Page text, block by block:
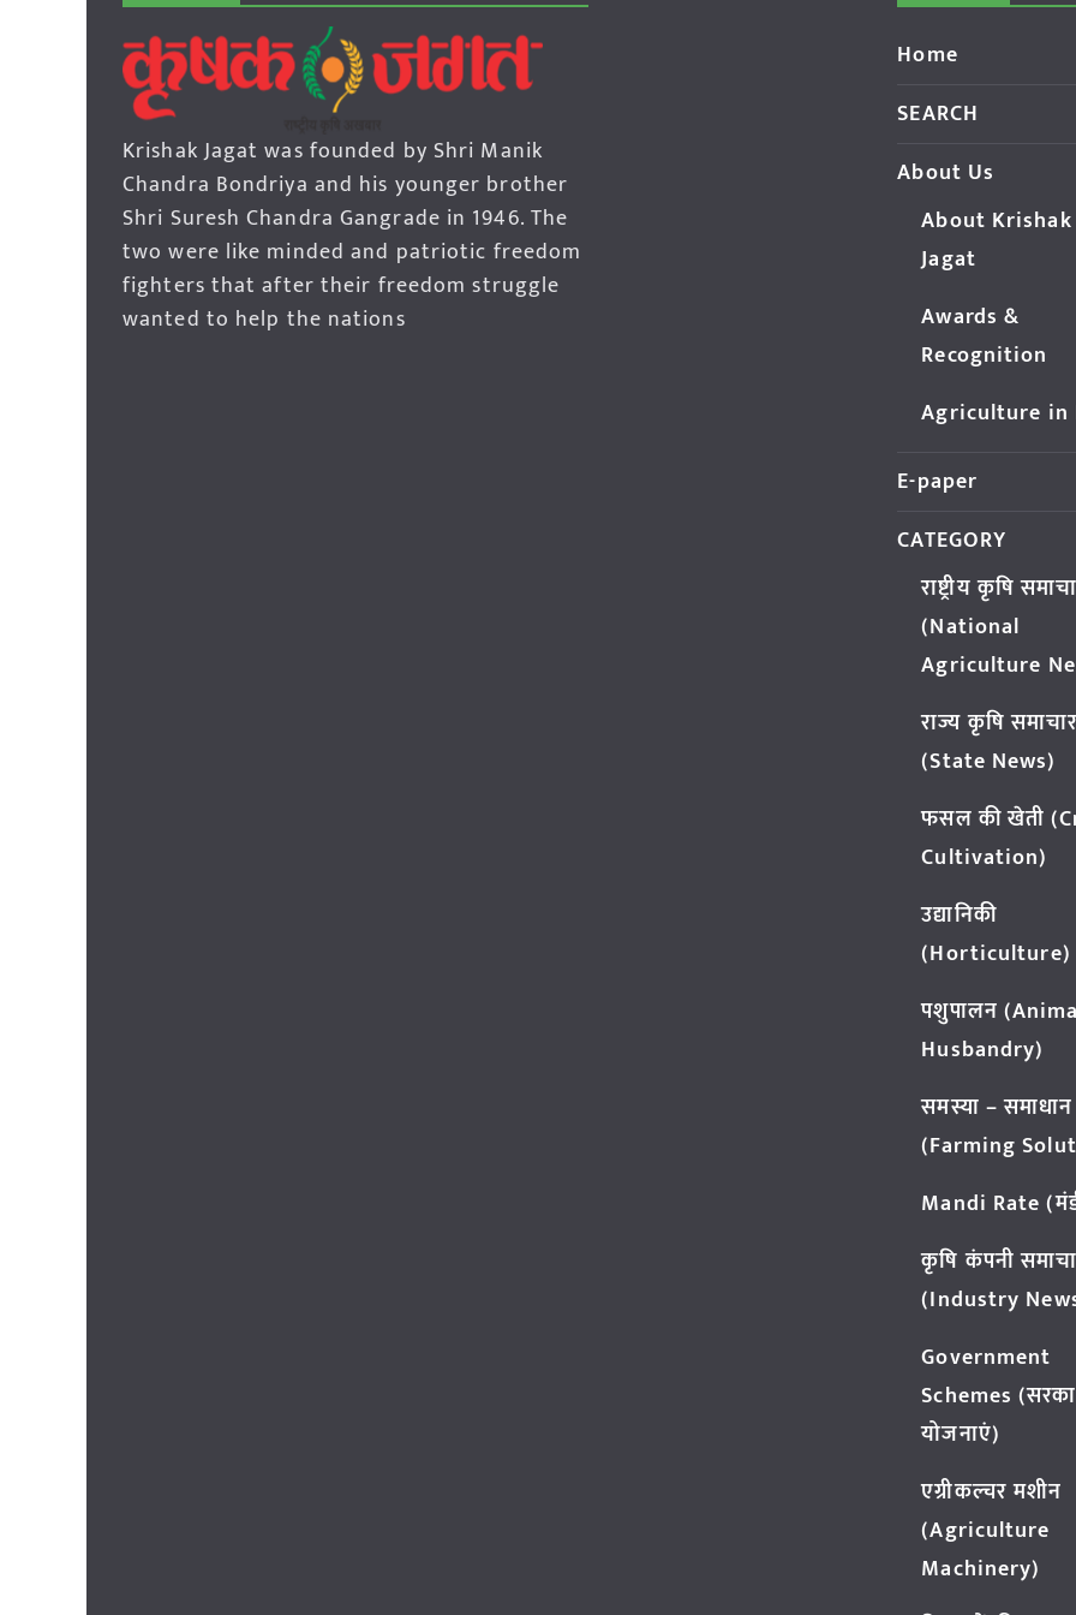
Krishak Jagat was founded by Shri Manik
Chandra Bondriya and his younger brother
Shri Suresh Chandra Gangrade in 1946. The
two were like minded and patriotic freedom
fighters that after their freedom struggle
wanted to help the nations
Home
SEARCH
About Us
About Krishak
Jagat
Awards &
Recognition
Agriculture in
E-paper
CATEGORY
राष्ट्रीय कृषि
(National
Agriculture
राज्य कृषि समाचार
(State News)
फसल की खेती
Cultivation)
उद्यानिकी
(Horticulture)
पशुपालन
Husbandry)
समस्या – समाधान
(Farming
Mandi Rate
कृषि कंपनी
(Industry
Government
Schemes
योजनाएं)
एग्रीकल्चर मशीन
(Agriculture
Machinery)